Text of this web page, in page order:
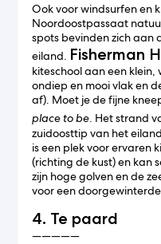
Ook voor windsurfen en
Noordoostpassaat
spots bevinden zich aan
eiland. Fisherman
kiteschool aan een
ondiep en mooi vlak en
af). Moet je de fijne
place to be . Het strand
zuidoosttip van het
is een plek voor ervaren
(richting de kust) en kan
zijn hoge golven en de
voor een
4. Te paard
—————